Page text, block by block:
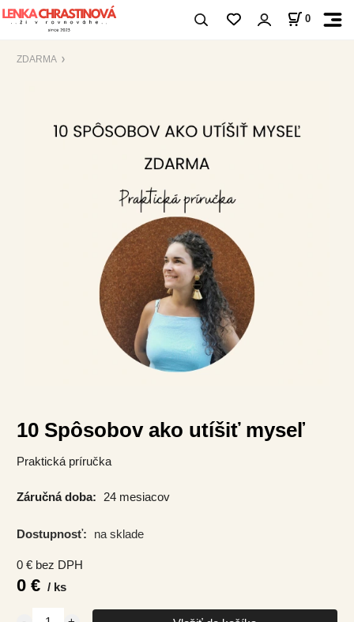
0
ZDARMA
10 Spôsobov ako utíšiť myseľ
Praktická príručka
Záručná doba: 24 mesiacov
Dostupnosť: na sklade
0€ bez DPH
0€ ks